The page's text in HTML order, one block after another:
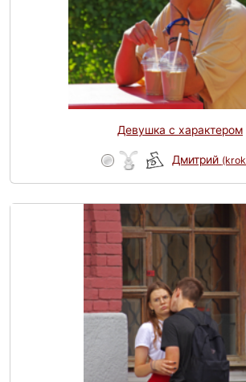
Девушка с характером
Дмитрий